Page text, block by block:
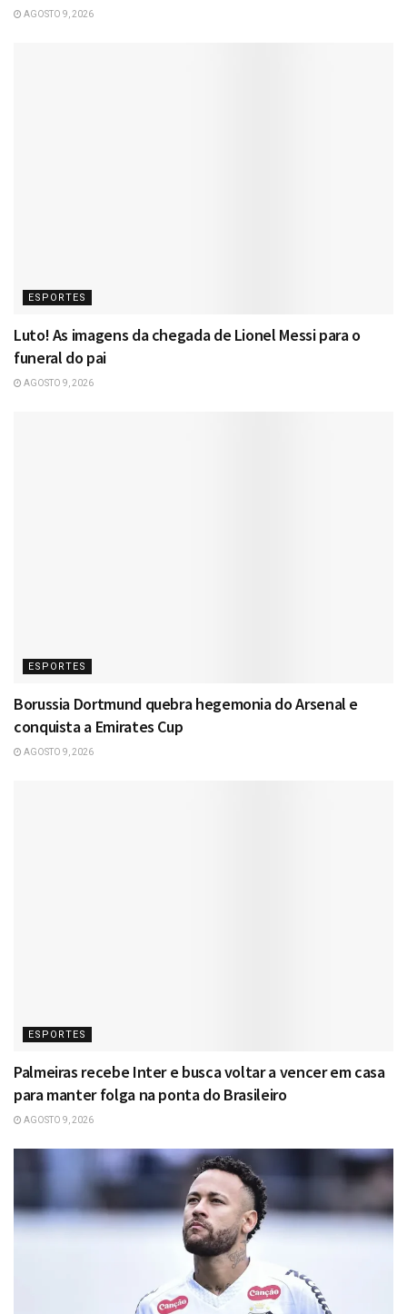
AGOSTO 9, 2026
ESPORTES
Luto! As imagens da chegada de Lionel Messi para o
funeral do pai
AGOSTO 9, 2026
ESPORTES
Borussia Dortmund quebra hegemonia do Arsenal e
conquista a Emirates Cup
AGOSTO 9, 2026
ESPORTES
Palmeiras recebe Inter e busca voltar a vencer em casa
para manter folga na ponta do Brasileiro
AGOSTO 9, 2026